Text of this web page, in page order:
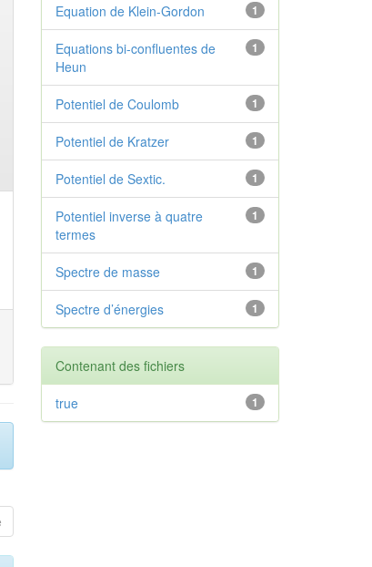
1
Equation de Klein-Gordon
1
Equations bi-confluentes de
Heun
1
Potentiel de Coulomb
1
Potentiel de Kratzer
1
Potentiel de Sextic.
1
Potentiel inverse à quatre
termes
1
Spectre de masse
1
Spectre d’énergies
Contenant des fichiers
1
true